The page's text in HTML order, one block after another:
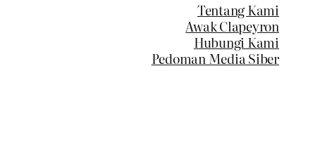
Tentang Kami
Awak Clapeyron
Hubungi Kami
Pedoman Media Siber